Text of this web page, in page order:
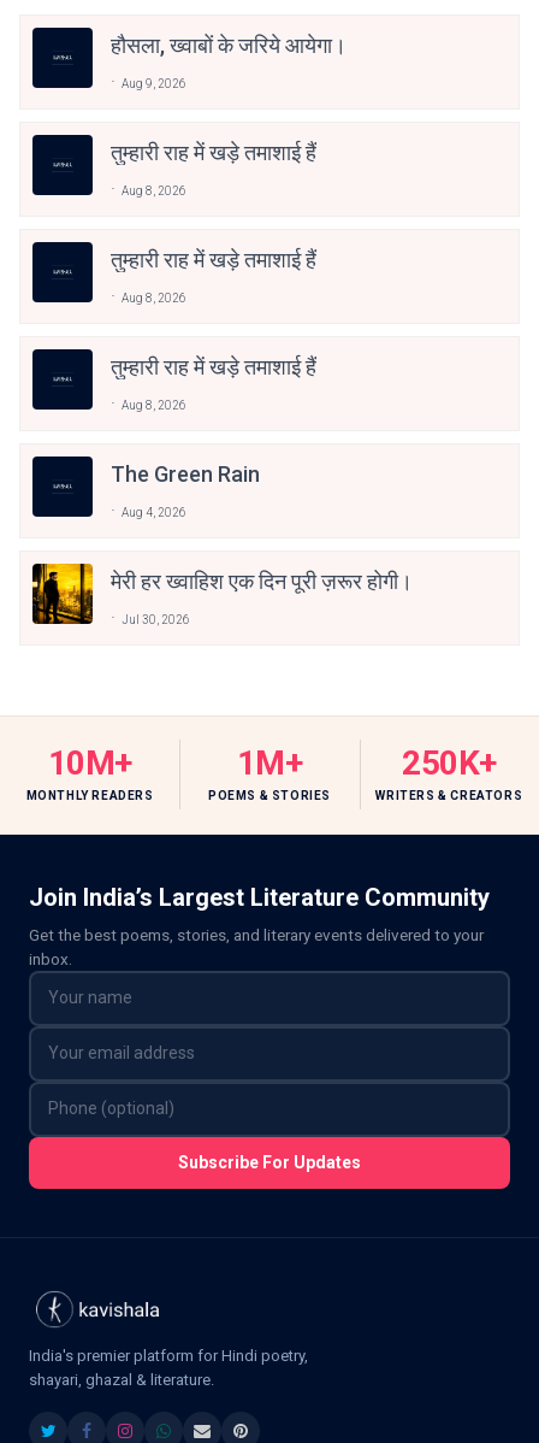
हौसला, ख्वाबों के जरिये आयेगा।
Aug 9, 2026
तुम्हारी राह में खड़े तमाशाई हैं
Aug 8, 2026
तुम्हारी राह में खड़े तमाशाई हैं
Aug 8, 2026
तुम्हारी राह में खड़े तमाशाई हैं
Aug 8, 2026
The Green Rain
Aug 4, 2026
मेरी हर ख्वाहिश एक दिन पूरी ज़रूर होगी।
Jul 30, 2026
10M+
MONTHLY READERS
1M+
POEMS & STORIES
250K+
WRITERS & CREATORS
Join India’s Largest Literature Community
Get the best poems, stories, and literary events delivered to your
inbox.
Subscribe For Updates
India's premier platform for Hindi poetry,
shayari, ghazal & literature.